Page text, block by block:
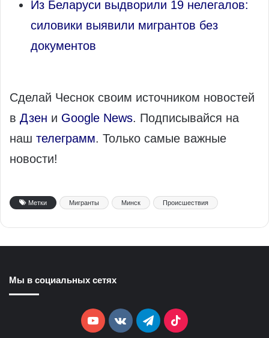
Из Беларуси выдворили 19 нелегалов:
силовики выявили мигрантов без
документов
Сделай Чеснок своим источником новостей
в Дзен и Google News. Подписывайся на
наш телеграмм. Только самые важные
новости!
Метки Мигранты Минск Происшествия
Мы в социальных сетях
YouTubevk.comTelegramTikTok